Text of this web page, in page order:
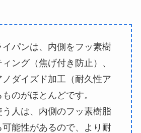
パンは、内側をフッ素樹
ング（焦げ付き防止）、
ダイズド加工（耐久性ア
のがほとんどです。
人は、内側のフッ素樹脂
能性があるので、より耐